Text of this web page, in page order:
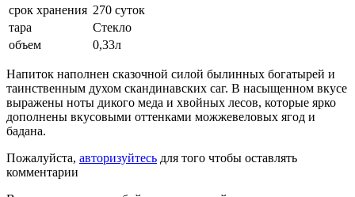
срок хранения 270 суток
тара
Стекло
объем
0,33л
Напиток наполнен сказочной силой былинных богатырей и
таинственным духом скандинавских саг. В насыщенном вкусе
выражены ноты дикого меда и хвойных лесов, которые ярко
дополнены вкусовыми оттенками можжевеловых ягод и
бадана.
Пожалуйста, авторизуйтесь для того чтобы оставлять
комментарии